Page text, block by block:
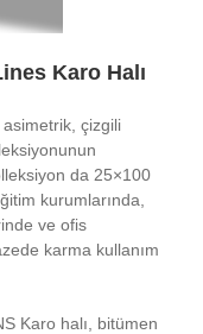
Karo Halı
asimetrik, çizgili
da 25×100
kurumlarında,
ve ofis
karma kullanım
Karo halı, bitümen